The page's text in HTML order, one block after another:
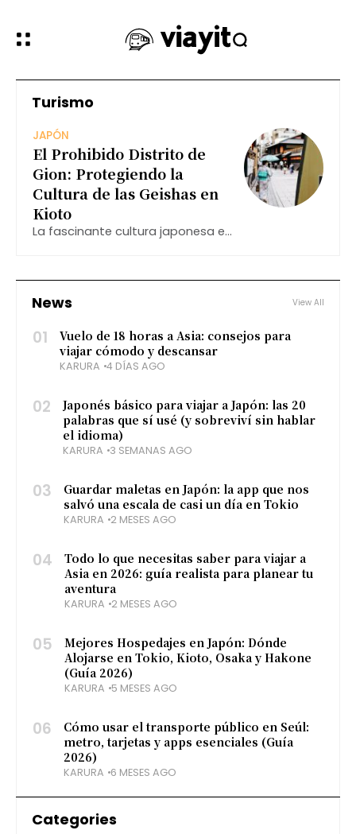
Turismo
JAPÓN
El Prohibido Distrito de
Gion: Protegiendo la
Cultura de las Geishas en
Kioto
La fascinante cultura japonesa es
belleza y la tradición que ofrece el
país. Sin embargo, en un intento
por proteger la
News View All
01
Vuelo de 18 horas a Asia: consejos para
viajar cómodo y descansar
KARURA 4 DÍAS AGO
02
Japonés básico para viajar a Japón: las 20
palabras que sí usé (y sobreviví sin hablar
el idioma)
KARURA 3 SEMANAS AGO
03
Guardar maletas en Japón: la app que nos
salvó una escala de casi un día en Tokio
KARURA 2 MESES AGO
04
Todo lo que necesitas saber para viajar a
Asia en 2026: guía realista para planear tu
aventura
KARURA 2 MESES AGO
05
Mejores Hospedajes en Japón: Dónde
Alojarse en Tokio, Kioto, Osaka y Hakone
(Guía 2026)
KARURA 5 MESES AGO
06
Cómo usar el transporte público en Seúl:
metro, tarjetas y apps esenciales (Guía
2026)
KARURA 6 MESES AGO
Categories